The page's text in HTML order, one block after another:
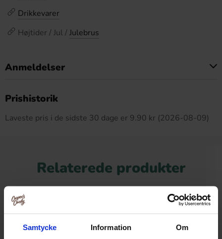
Samtycke Information Om
Drikkevarer
Højtider / Jul / Julebrus
Anmeldelser
Prishistorik
Laveste pris i de sidste 30 dage er 9.90 kr (2026-08-09)
Relaterede produkter